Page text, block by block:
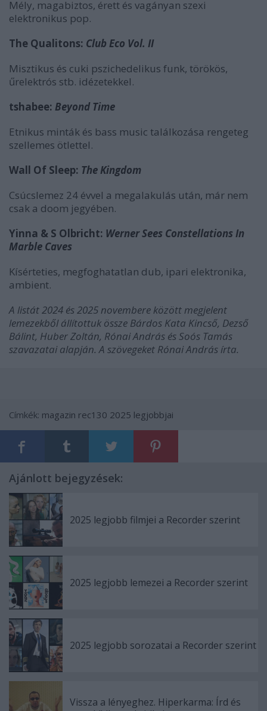
Mély, magabiztos, érett és vagányan szexi
elektronikus pop.
The Qualitons: Club Eco Vol. II
Misztikus és cuki pszichedelikus funk, törökös,
űrelektrós stb. idézetekkel.
tshabee: Beyond Time
Etnikus minták és bass music találkozása rengeteg
szellemes ötlettel.
Wall Of Sleep: The Kingdom
Csúcslemez 24 évvel a megalakulás után, már nem
csak a doom jegyében.
Yinna & S Olbricht: Werner Sees Constellations In
Marble Caves
Kísérteties, megfoghatatlan dub, ipari elektronika,
ambient.
A listát 2024 és 2025 novembere között megjelent
lemezekből állítottuk össze Bárdos Kata Kincső, Dezső
Bálint, Huber Zoltán, Rónai András és Soós Tamás
szavazatai alapján. A szövegeket Rónai András írta.
Címkék: magazin rec130 2025 legjobbjai
Ajánlott bejegyzések:
2025 legjobb filmjei a Recorder szerint
2025 legjobb lemezei a Recorder szerint
2025 legjobb sorozatai a Recorder szerint
Vissza a lényeghez. Hiperkarma: Írd és